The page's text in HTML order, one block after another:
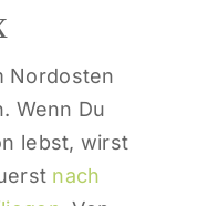
Nordosten
Wenn Du
lebst, wirst
nach